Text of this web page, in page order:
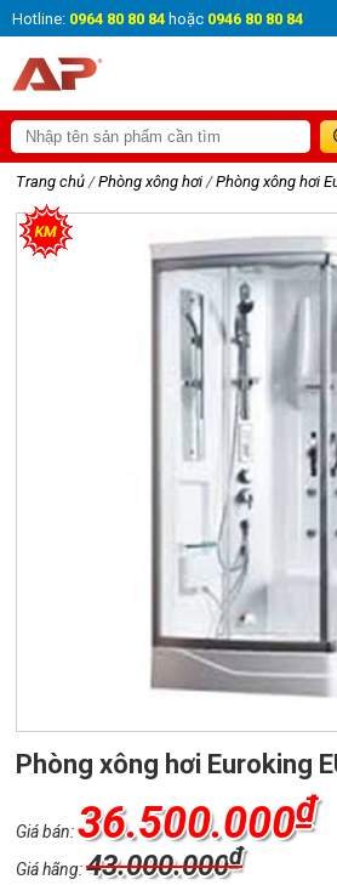
Hotline: 0964 80 80 84 hoặc 0946 80 80 84
Trang chủ / Phòng xông hơi / Phòng xông hơi
Phòng xông hơi Euroking
Giá bán:36.500.000₫
Giá hãng:43.000.000₫